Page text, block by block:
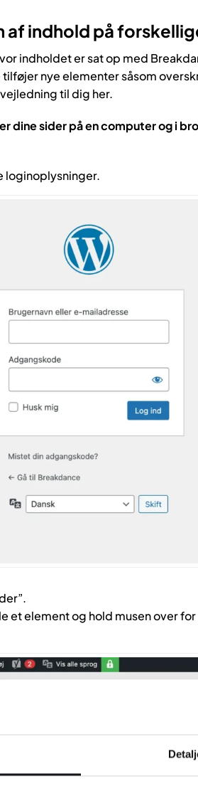
af indhold på
indholdet er sat op med
nye elementer såsom
til dig her.
dine sider på en computer og i
loginoplysninger.
et element og hold musen over